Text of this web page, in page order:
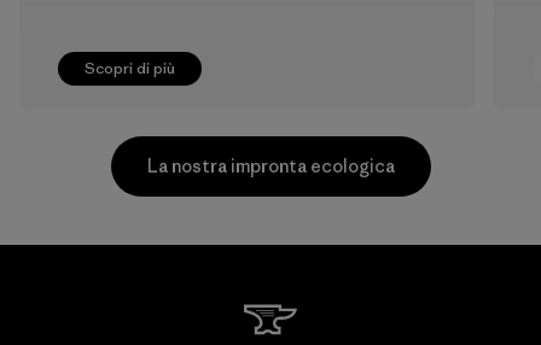
Scopri di più
La nostra impronta ecologica